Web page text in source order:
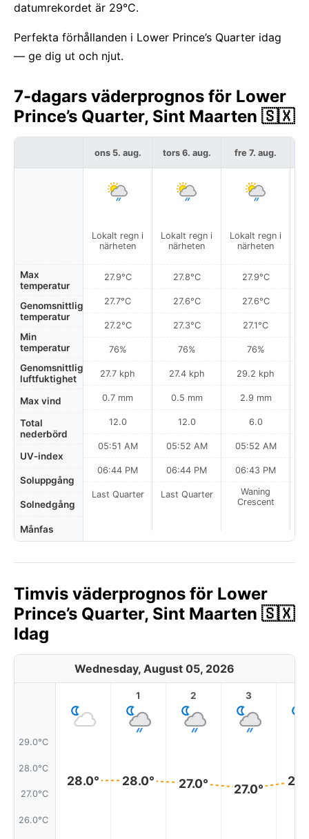
datumrekordet är 29°C.
Perfekta förhållanden i Lower Prince’s Quarter idag
— ge dig ut och njut.
7-dagars väderprognos för Lower
Prince’s Quarter, Sint Maarten 🇸🇽
Max
temperatur
Genomsnittlig
temperatur
Min
temperatur
Genomsnittlig
luftfuktighet
Max vind
Total
nederbörd
UV-index
Soluppgång
Solnedgång
Månfas
ons 5. aug.
Lokalt regn i
närheten
27.9°C
27.7°C
27.2°C
76%
27.7 kph
0.7 mm
12.0
05:51 AM
06:44 PM
Last Quarter
tors 6. aug.
Lokalt regn i
närheten
27.8°C
27.6°C
27.3°C
76%
27.4 kph
0.5 mm
12.0
05:52 AM
06:44 PM
Last Quarter
fre 7. aug.
Lokalt regn i
närheten
27.9°C
27.6°C
27.1°C
76%
29.2 kph
2.9 mm
6.0
05:52 AM
06:43 PM
Waning
Crescent
Timvis väderprognos för Lower
Prince’s Quarter, Sint Maarten 🇸🇽
Idag
Wednesday, August 05, 2026
29.0°C
28.0°C
27.0°C
26.0°C
28.0°
1
28.0°
2
27.0°
3
27.0°